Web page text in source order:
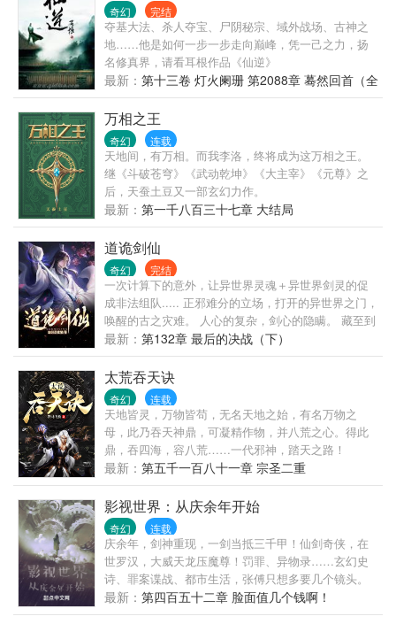
奇幻 完结
夺基大法、杀人夺宝、尸阴秘宗、域外战场、古神之
地……他是如何一步一步走向巅峰，凭一己之力，扬
名修真界，请看耳根作品《仙逆》
最新： 第十三卷 灯火阑珊 第2088章 蓦然回首（全
书完）
万相之王
奇幻 连载
天地间，有万相。而我李洛，终将成为这万相之王。
继《斗破苍穹》《武动乾坤》《大主宰》《元尊》之
后，天蚕土豆又一部玄幻力作。
最新： 第一千八百三十七章 大结局
道诡剑仙
奇幻 完结
一次计算下的意外，让异世界灵魂＋异世界剑灵的促
成非法组队..... 正邪难分的立场，打开的异世界之门，
唤醒的古之灾难。 人心的复杂，剑心的隐瞒。 藏至到
最后的真相令人崩溃..... 穆青最终决定湮灭诸天
最新： 第132章 最后的决战（下）
太荒吞天诀
奇幻 连载
天地皆灵，万物皆苟，无名天地之始，有名万物之
母，此乃吞天神鼎，可凝精作物，并八荒之心。得此
鼎，吞四海，容八荒……一代邪神，踏天之路！
最新： 第五千一百八十一章 宗圣二重
影视世界：从庆余年开始
奇幻 连载
庆余年，剑神重现，一剑当抵三千甲！仙剑奇侠，在
世罗汉，大威天龙压魔尊！罚罪、异物录……玄幻史
诗、罪案谍战、都市生活，张傅只想多要几个镜头。
最新： 第四百五十二章 脸面值几个钱啊！